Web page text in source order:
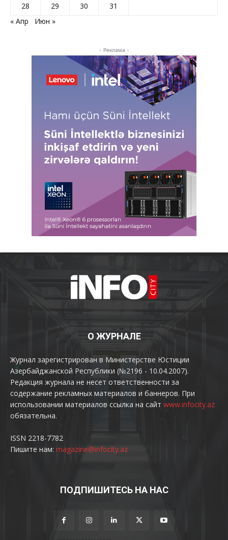
28
29 30
31
« Апр
Июн »
- Реклама -
О ЖУРНАЛЕ
Журнал зарегистрирован в Министерстве Юстиции
Азербайджанской Республики (№2196 - 10.04.2007).
Редакция журнала не несет ответственности за
содержание рекламных материалов и баннеров. При
использовании материалов ссылка на сайт www.infocity.az
обязательна.
ISSN 2218-7782
Пишите нам: magazine@infocity.az
ПОДПИШИТЕСЬ НА НАС